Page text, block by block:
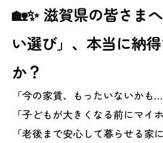
🏡✨ 滋賀県の皆さま
い選び」、本当に納
か？
「今の家賃、もったいないかも…
「子どもが大きくなる前にマイ
「老後まで安心して暮らせる家